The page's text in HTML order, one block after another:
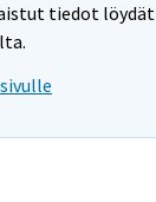
tiedot löydät